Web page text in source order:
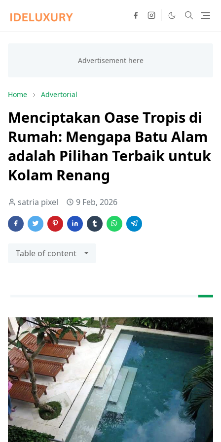
Home Advertorial
Menciptakan Oase Tropis di
Rumah: Mengapa Batu Alam
adalah Pilihan Terbaik untuk
Kolam Renang
satria pixel 9 Feb, 2026
Table of content